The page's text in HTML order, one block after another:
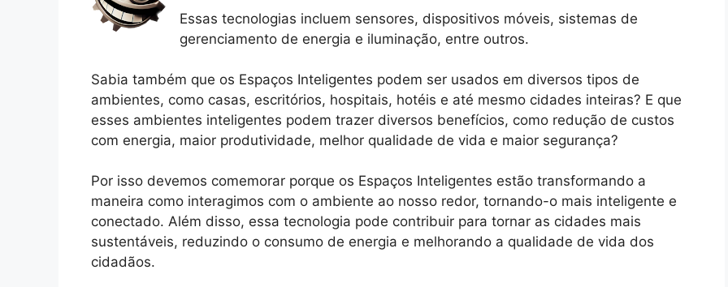
Essas tecnologias incluem sensores, dispositivos móveis, sistemas de
gerenciamento de energia e iluminação, entre outros.
Sabia também que os Espaços Inteligentes podem ser usados em diversos tipos de
ambientes, como casas, escritórios, hospitais, hotéis e até mesmo cidades inteiras? E que
esses ambientes inteligentes podem trazer diversos benefícios, como redução de custos
com energia, maior produtividade, melhor qualidade de vida e maior segurança?
Por isso devemos comemorar porque os Espaços Inteligentes estão transformando a
maneira como interagimos com o ambiente ao nosso redor, tornando-o mais inteligente e
conectado. Além disso, essa tecnologia pode contribuir para tornar as cidades mais
sustentáveis, reduzindo o consumo de energia e melhorando a qualidade de vida dos
cidadãos.